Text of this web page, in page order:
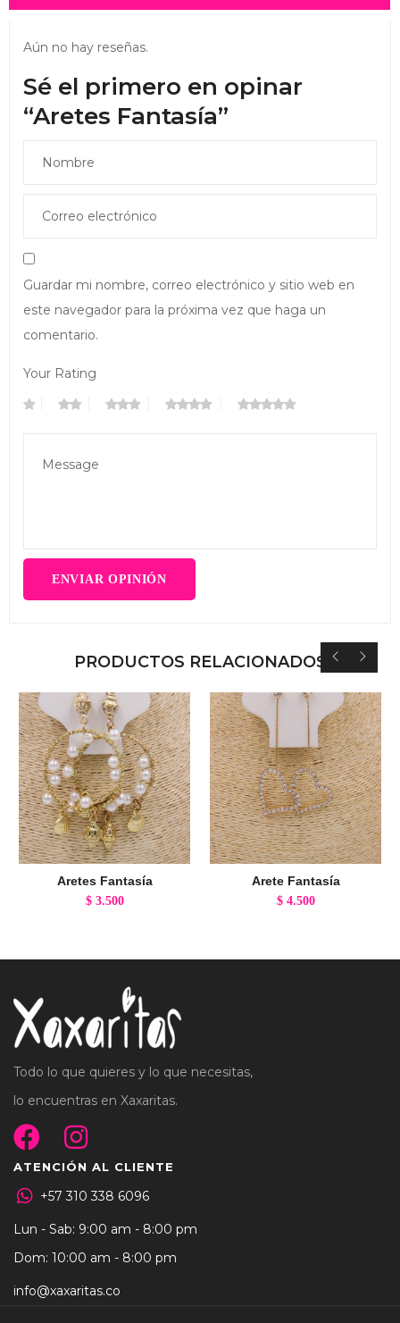
Aún no hay reseñas.
Sé el primero en opinar
“Aretes Fantasía”
Guardar mi nombre, correo electrónico y sitio web en
este navegador para la próxima vez que haga un
comentario.
Your Rating
PRODUCTOS RELACIONADOS
Aretes Fantasía
$3.500
Arete Fantasía
$4.500
Todo lo que quieres y lo que necesitas,
lo encuentras en Xaxaritas.
ATENCIÓN AL CLIENTE
+57 310 338 6096
Lun - Sab: 9:00 am - 8:00 pm
Dom: 10:00 am - 8:00 pm
info@xaxaritas.co